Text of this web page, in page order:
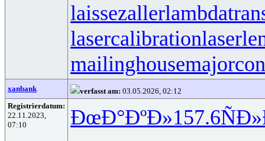
laissezaller
lasercalibration
mailinghouse
xanbank verfasst am: 03.05.2026, 02:12
Registrierdatum:
22.11.2023,
07:10
ÐœÐ°ÐºÐ»157.6